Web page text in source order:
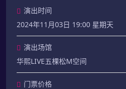
演出时间
2024年11月03日 19:00 星期天
演出场馆
华熙LIVE五棵松M空间
门票价格